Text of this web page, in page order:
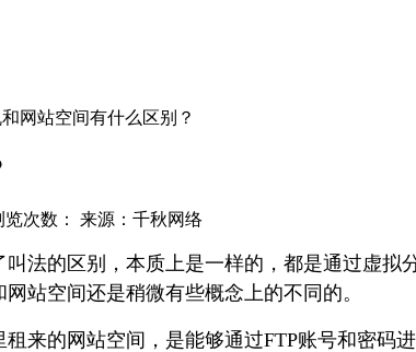
网站空间有什么区别？
览次数： 来源：千秋网络
法的区别，本质上是一样的，都是通过虚
站空间还是稍微有些概念上的不同的。
来的网站空间，是能够通过FTP账号和密